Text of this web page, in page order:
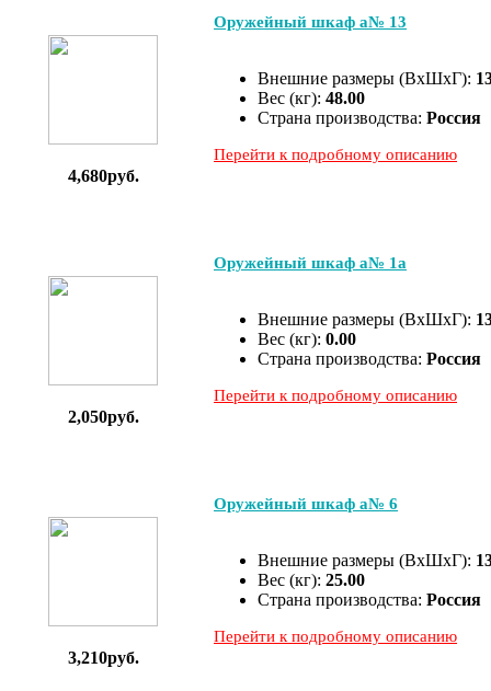
4,680руб.
Оружейный шкаф а№ 13
Внешние размеры (ВхШхГ):
Вес (кг): 48.00
Страна производства: Россия
Перейти к подробному описанию
2,050руб.
Оружейный шкаф а№ 1а
Внешние размеры (ВхШхГ):
Вес (кг): 0.00
Страна производства: Россия
Перейти к подробному описанию
3,210руб.
Оружейный шкаф а№ 6
Внешние размеры (ВхШхГ):
Вес (кг): 25.00
Страна производства: Россия
Перейти к подробному описанию